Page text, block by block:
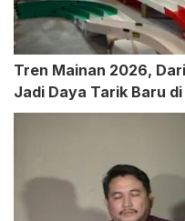
Tren Mainan 2026,
Jadi Daya Tarik Baru di